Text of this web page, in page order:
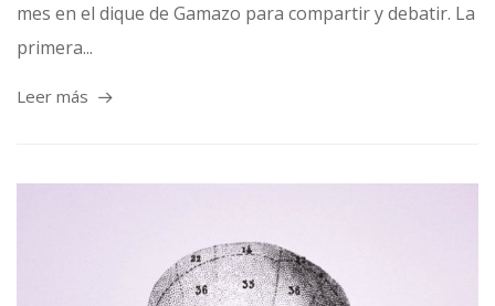
mes en el dique de Gamazo para compartir y debatir. La
primera...
Leer más